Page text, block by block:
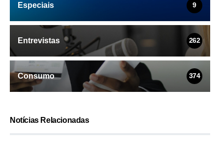
Especiais 9
Entrevistas 262
Consumo 374
Notícias Relacionadas